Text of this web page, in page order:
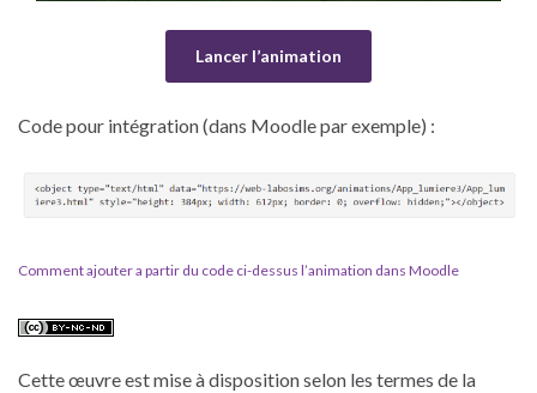
Lancer l’animation
Code pour intégration (dans Moodle par exemple) :
Comment ajouter a partir du code ci-dessus l’animation dans Moodle
Cette œuvre est mise à disposition selon les termes de la